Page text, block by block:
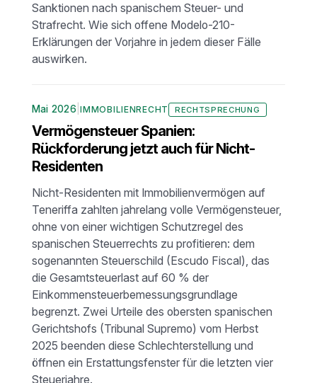
Sanktionen nach spanischem Steuer- und
Strafrecht. Wie sich offene Modelo-210-
Erklärungen der Vorjahre in jedem dieser Fälle
auswirken.
Mai 2026|IMMOBILIENRECHT RECHTSPRECHUNG
Vermögensteuer Spanien:
Rückforderung jetzt auch für Nicht-
Residenten
Nicht-Residenten mit Immobilienvermögen auf
Teneriffa zahlten jahrelang volle Vermögensteuer,
ohne von einer wichtigen Schutzregel des
spanischen Steuerrechts zu profitieren: dem
sogenannten Steuerschild (Escudo Fiscal), das
die Gesamtsteuerlast auf 60 % der
Einkommensteuerbemessungsgrundlage
begrenzt. Zwei Urteile des obersten spanischen
Gerichtshofs (Tribunal Supremo) vom Herbst
2025 beenden diese Schlechterstellung und
öffnen ein Erstattungsfenster für die letzten vier
Steuerjahre.